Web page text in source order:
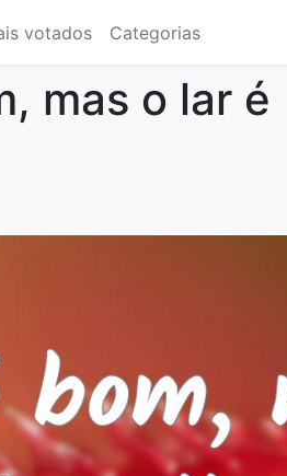
votados Categorias
mas o lar é